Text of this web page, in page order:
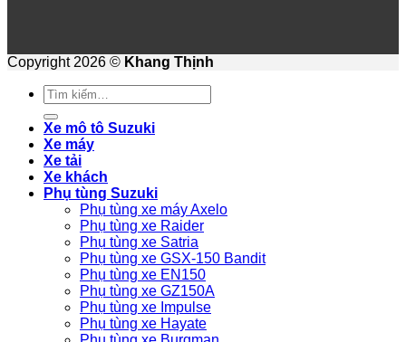
Copyright 2026 © Khang Thịnh
Tìm
kiếm:
Xe mô tô Suzuki
Xe máy
Xe tải
Xe khách
Phụ tùng Suzuki
Phụ tùng xe máy Axelo
Phụ tùng xe Raider
Phụ tùng xe Satria
Phụ tùng xe GSX-150 Bandit
Phụ tùng xe EN150
Phụ tùng xe GZ150A
Phụ tùng xe Impulse
Phụ tùng xe Hayate